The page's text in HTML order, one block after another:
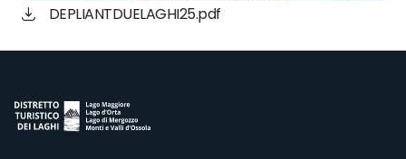
DEPLIANTDUELAGHI25.pdf